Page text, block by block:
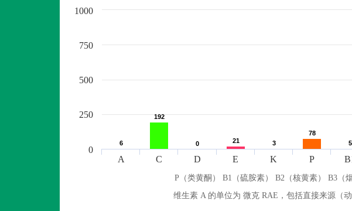
6
6
192
192
0
0 21
21 3
3
78
78
5
5
A C D E K P
0
250
500
750
1000
P（类黄酮） B1（硫胺素） B2（核黄素） B3（
维生素 A 的单位为 微克 RAE，包括直接来源（